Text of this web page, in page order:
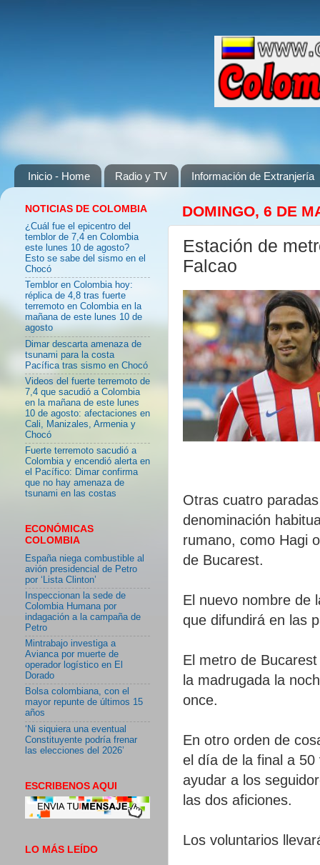
Inicio - Home Radio y TV Información de Extranjería
DOMINGO, 6 DE
Estación de
Falcao
Otras cuatro
denominación
rumano, como Hagi
de Bucarest.
El nuevo nombre de
que difundirá en las
El metro de
la madrugada la
once.
En otro orden de
el día de la final a 50
ayudar a los
las dos aficiones.
Los voluntarios
NOTICIAS DE COLOMBIA
¿Cuál fue el epicentro del
temblor de 7,4 en Colombia
este lunes 10 de agosto?
Esto se sabe del sismo en el
Chocó
Temblor en Colombia hoy:
réplica de 4,8 tras fuerte
terremoto en Colombia en la
mañana de este lunes 10 de
agosto
Dimar descarta amenaza de
tsunami para la costa
Pacífica tras sismo en Chocó
Videos del fuerte terremoto de
7,4 que sacudió a Colombia
en la mañana de este lunes
10 de agosto: afectaciones en
Cali, Manizales, Armenia y
Chocó
Fuerte terremoto sacudió a
Colombia y encendió alerta en
el Pacífico: Dimar confirma
que no hay amenaza de
tsunami en las costas
ECONÓMICAS
COLOMBIA
España niega combustible al
avión presidencial de Petro
por ‘Lista Clinton’
Inspeccionan la sede de
Colombia Humana por
indagación a la campaña de
Petro
Mintrabajo investiga a
Avianca por muerte de
operador logístico en El
Dorado
Bolsa colombiana, con el
mayor repunte de últimos 15
años
‘Ni siquiera una eventual
Constituyente podría frenar
las elecciones del 2026’
ESCRIBENOS AQUI
LO MÁS LEÍDO